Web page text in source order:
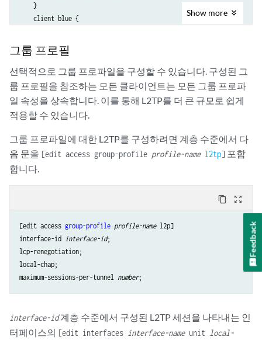
    }
    client blue {
        # SECRET-DATA
        group-profile sunnyvale_users;
    }
    authentication-order password;
profile westcoast_bldg_1_tunnel {
    client test {
        l2tp {
            shared-secret "$ABC123";
            # SECRET-DATA
            maximum-sessions-per-tunnel 75;
            ppp-authentication chap;
    }
    client production {
        l2tp {
            shared-secret "$ABC123”;
            # SECRET-DATA
        group-profile westcoast_tunnel;
Show more
그룹 프로필
선택적으로 그룹 프로파일을 구성할 수 있습니다. 구성된 그
룹 프로필을 참조하는 모든 클라이언트는 모든 그룹 프로파
일 속성을 상속합니다. 이를 통해 L2TP를 더 큰 규모로 쉽게
적용할 수 있습니다.
그룹 프로파일에 대한 L2TP를 구성하려면 계층 수준에서 다
음 문을 [edit access group-profile profile-name l2tp] 포함
합니다.
content_copy zoom_out_map
[edit access group-profile profile-name l2p]
interface-id interface-id;
lcp-renegotiation;
local-chap;
maximum-sessions-per-tunnel number
interface-id계층 수준에서 구성된 L2TP 세션을 나타내는 인
터페이스의 [edit interfaces interface-nameunit local-
Feedback